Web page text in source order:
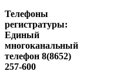
Телефоны
регистратуры:
Единый
многоканальный
телефон 8(8652)
257-600